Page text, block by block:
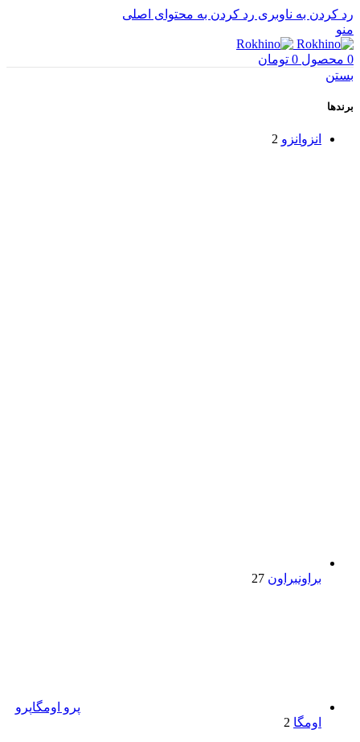
رد کردن به ناوبری رد کردن به محتوای اصلی
منو
0 محصول 0 تومان
بستن
برندها
انزو انزو 2
براونبراون 27
پرو اومگاپرو
اومگا 2